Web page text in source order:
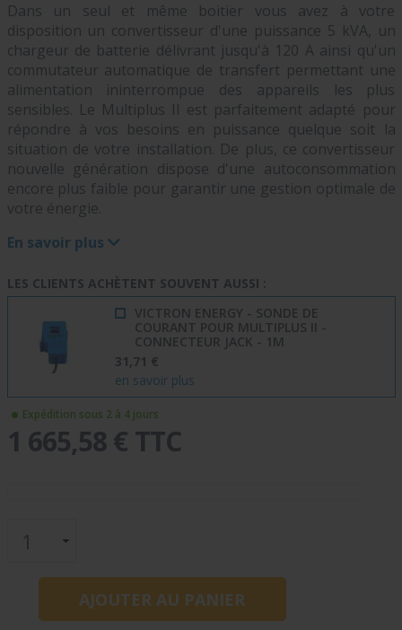
Dans un seul et même boitier vous avez à votre
disposition un convertisseur d'une puissance 5 kVA, un
chargeur de batterie délivrant jusqu'à 120 A ainsi qu'un
commutateur automatique de transfert permettant une
alimentation ininterrompue des appareils les plus
sensibles. Le Multiplus II est parfaitement adapté pour
répondre à vos besoins en puissance quelque soit la
situation de votre installation. De plus, ce convertisseur
nouvelle génération dispose d'une autoconsommation
encore plus faible pour garantir une gestion optimale de
votre énergie.
En savoir plus
LES CLIENTS ACHÈTENT SOUVENT AUSSI :
VICTRON ENERGY - SONDE DE
COURANT POUR MULTIPLUS II -
CONNECTEUR JACK - 1M
31,71 €
en savoir plus
Expédition sous 2 à 4 jours
1 665,58 € TTC